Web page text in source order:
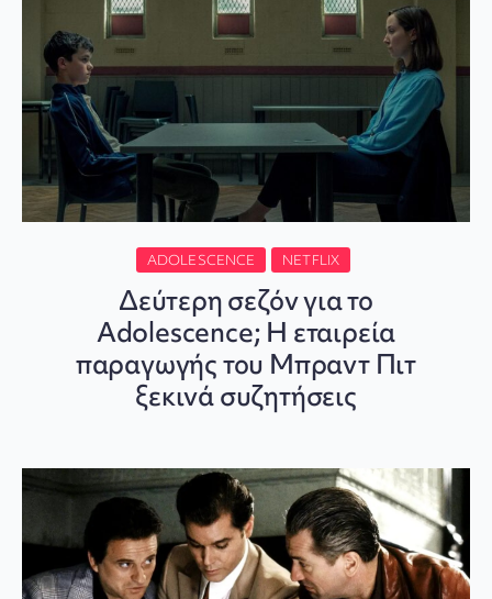
ADOLESCENCE NETFLIX
Δεύτερη σεζόν για το
Adolescence; Η εταιρεία
παραγωγής του Μπραντ Πιτ
ξεκινά συζητήσεις